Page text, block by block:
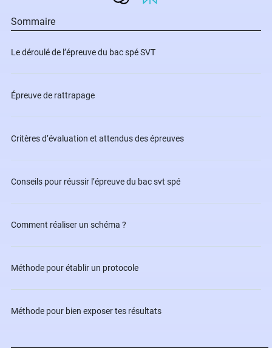
Sommaire
Le déroulé de l’épreuve du bac spé SVT
Épreuve de rattrapage
Critères d’évaluation et attendus des épreuves
Conseils pour réussir l’épreuve du bac svt spé
Comment réaliser un schéma ?
Méthode pour établir un protocole
Méthode pour bien exposer tes résultats